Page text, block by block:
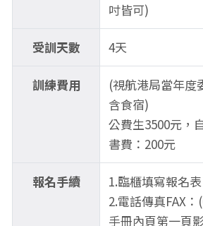
吋皆可)
受訓天數 4天
訓練費用
(視航港局當年度
含食宿)
公費生3500元，
書費：200元
報名手續
1.臨櫃填寫報名表
2.電話傳真FAX
手冊內頁第一頁